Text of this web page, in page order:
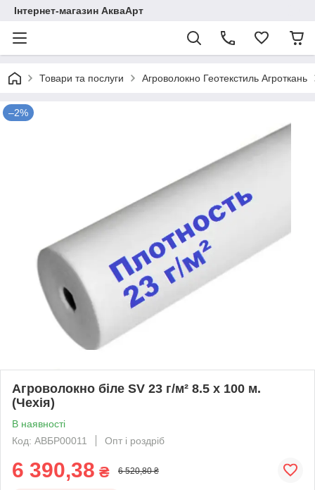
Інтернет-магазин АкваАрт
Товари та послуги Агроволокно Геотекстиль Агроткань
–2%
Агроволокно біле SV 23 г/м² 8.5 х 100 м.
(Чехія)
В наявності
Код: АВБР00011
Опт і роздріб
6 390,38 ₴ 6 520,80 ₴